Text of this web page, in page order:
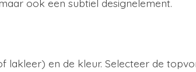
ook een subtiel designelement.
en de kleur. Selecteer de